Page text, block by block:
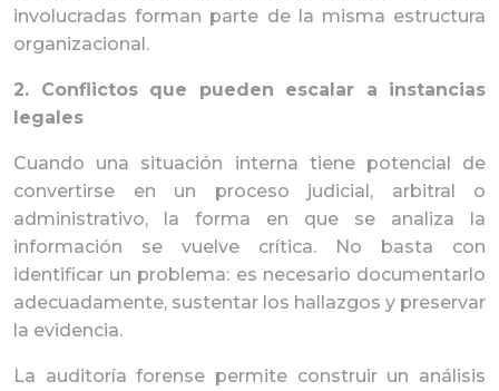
involucradas forman parte de la misma estructura
organizacional.
2. Conflictos que pueden escalar a instancias
legales
Cuando una situación interna tiene potencial de
convertirse en un proceso judicial, arbitral o
administrativo, la forma en que se analiza la
información se vuelve crítica. No basta con
identificar un problema: es necesario documentarlo
adecuadamente, sustentar los hallazgos y preservar
la evidencia.
La auditoría forense permite construir un análisis